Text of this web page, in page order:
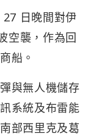
日晚間對伊
空襲，作為回
船。
與無人機儲存
系統及布雷能
部西里克及葛